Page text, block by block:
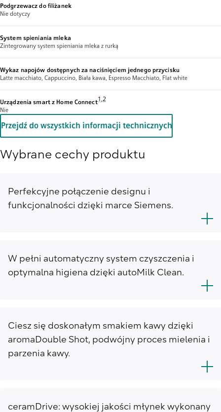
Podgrzewacz do filiżanek
Nie dotyczy
System spieniania mleka
Zintegrowany system spieniania mleka z rurką
Wykaz napojów dostępnych za naciśnięciem jednego przycisku
Latte macchiato, Cappuccino, Biała kawa, Espresso Macchiato, Flat white
Urządzenia smart z Home ConnectPrzypis 1: Od czasu do czasu udostępniamy
1 ,,Przypis 2: Dostęp do niektórych
2
Nie
Przejdź do wszystkich informacji technicznych
Wybrane cechy produktu
Perfekcyjne połączenie designu i
funkcjonalności dzięki marce Siemens.
W pełni automatyczny system czyszczenia i
optymalna higiena dzięki autoMilk Clean.
Ciesz się doskonałym smakiem kawy dzięki
aromaDouble Shot, podwójny proces mielenia i
parzenia kawy.
ceramDrive: wysokiej jakości młynek wykonany